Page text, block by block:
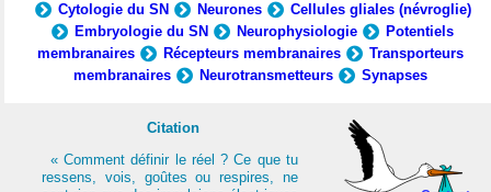
Cytologie du SN
Neurones
Cellules gliales (névroglie)
Embryologie du SN
Neurophysiologie
Potentiels
membranaires
Récepteurs membranaires
Transporteurs
membranaires
Neurotransmetteurs Synapses
Citation
« Comment définir le réel ? Ce que tu
ressens, vois, goûtes ou respires, ne